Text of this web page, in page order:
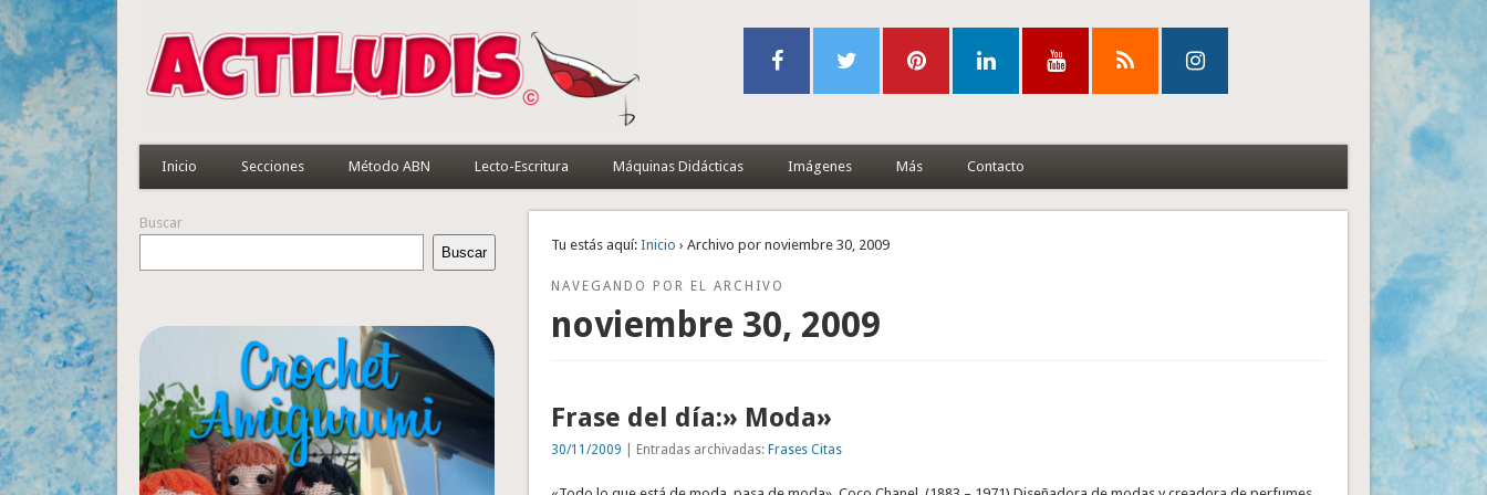
Inicio Secciones Método ABN Lecto-Escritura Máquinas Didácticas Imágenes Más Contacto
Tu estás aquí: Inicio › Archivo por noviembre 30, 2009
NAVEGANDO POR EL ARCHIVO
noviembre 30, 2009
Frase del día:» Moda»
30/11/2009 | Entradas archivadas:Frases Citas
Buscar
Buscar